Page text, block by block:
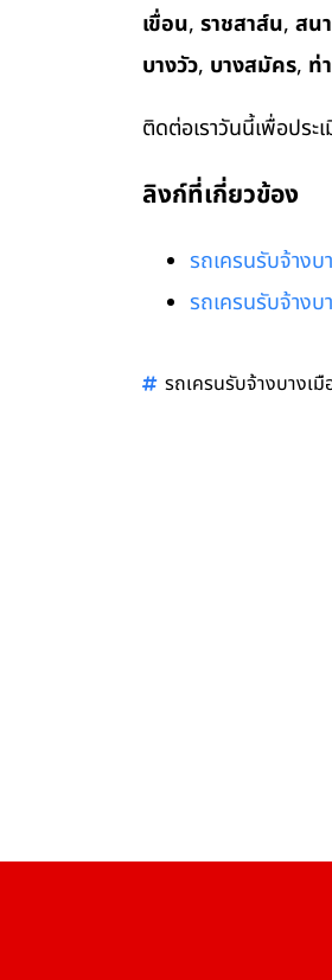
เขื่อน, ราชสาส์น, สน
บางวัว, บางสมัคร, ท่
ติดต่อเราวันนี้เพื่อปร
ลิงก์ที่เกี่ยวข้อง
รถเครนรับจ้างบ
รถเครนรับจ้างบ
รถเครนรับจ้างบางเมื